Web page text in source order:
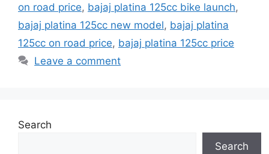
on road price, bajaj platina 125cc bike launch,
bajaj platina 125cc new model, bajaj platina
125cc on road price, bajaj platina 125cc price
Leave a comment
Search
Search